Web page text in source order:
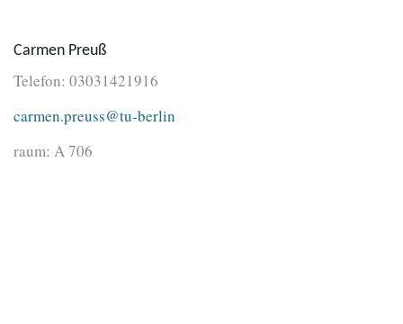
Carmen Preuß
Telefon: 03031421916
carmen.preuss@tu-berlin
raum: A 706